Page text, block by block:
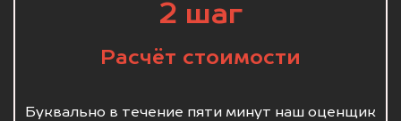
2 шаг
Расчёт стоимости
Буквально в течение пяти минут наш оценщик